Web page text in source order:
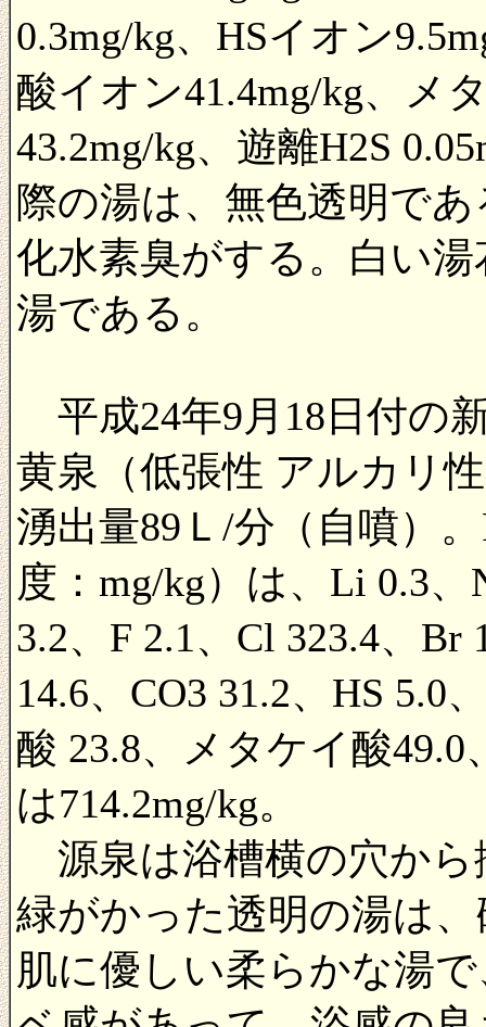
0.3mg/kg、HSイオン
酸イオン41.4mg/kg、メ
43.2mg/kg、遊離H2S
際の湯は、無色透明で
化水素臭がする。白い
湯である。
平成24年9月18日付の
黄泉（低張性 アルカリ
湧出量89Ｌ/分（自噴）
度：mg/kg）は、Li 0.3、
3.2、F 2.1、Cl 323.4、Br
14.6、CO3 31.2、HS 5.0
酸 23.8、メタケイ酸
は714.2mg/kg。
源泉は浴槽横の穴から
緑がかった透明の湯は
肌に優しい柔らかな湯